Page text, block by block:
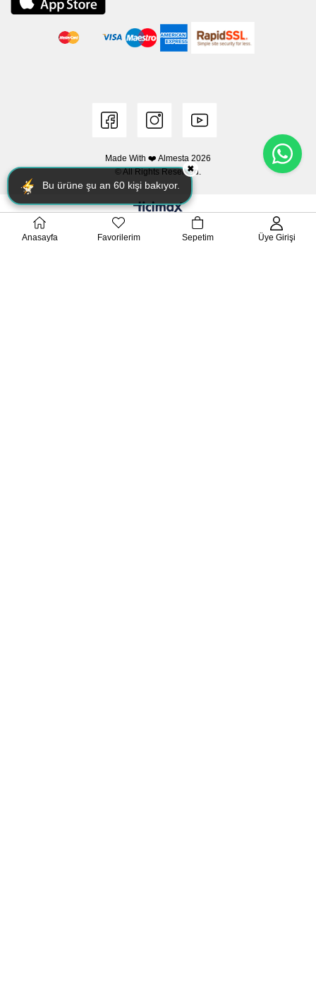
Made With ❤️ Almesta 2026
© All Rights Reserved.
Anasayfa Favorilerim Sepetim Üye Girişi
✖
Bu ürüne şu an 60 kişi bakıyor.